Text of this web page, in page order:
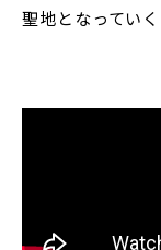
聖地となっていく